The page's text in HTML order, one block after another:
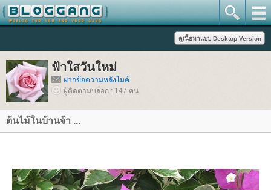
ฟ้าใสวันใหม่
ฝากข้อความหลังไมค์
ผู้ติดตามบล็อก : 147 คน
ต้นไม้ในบ้านจ้า ...